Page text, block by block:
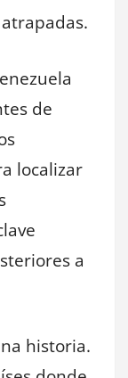
de
localizar
a
historia.